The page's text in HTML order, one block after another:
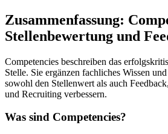
Zusammenfassung:
Stellenbewertung und
Competencies beschreiben das
Stelle. Sie ergänzen fachliches Wissen
sowohl den Stellenwert als auch
und Recruiting verbessern.
Was sind Competencies?